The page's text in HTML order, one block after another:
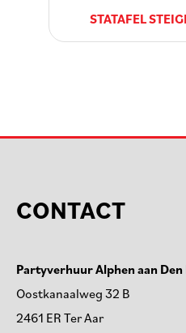
STATAFEL
CONTACT
Partyverhuur Alphen aan Den
Oostkanaalweg 32 B
2461 ER Ter Aar